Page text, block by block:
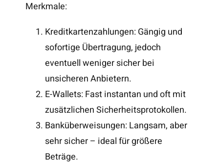
Merkmale:
Kreditkartenzahlungen: Gängig und
sofortige Übertragung, jedoch
eventuell weniger sicher bei
unsicheren Anbietern.
E-Wallets: Fast instantan und oft mit
zusätzlichen Sicherheitsprotokollen.
Banküberweisungen: Langsam, aber
sehr sicher – ideal für größere
Beträge.